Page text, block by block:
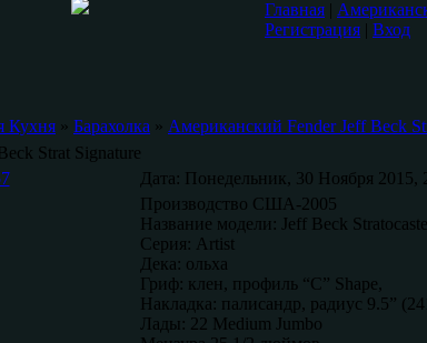
Главная |
Регистрация | Вход
Кухня » Барахолка » Американский Fender Jeff Beck
Strat Signature
Дата: Понедельник, 30 Ноября
Производство США-2005
Название модели: Jeff Beck
Серия: Artist
Дека: ольха
Гриф: клен, профиль “C” Shape,
Накладка: палисандр, радиус 9.5”
Лады: 22 Medium Jumbo